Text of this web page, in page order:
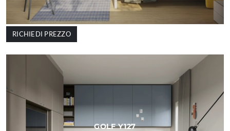
RICHIEDI PREZZO
GOLF Y127